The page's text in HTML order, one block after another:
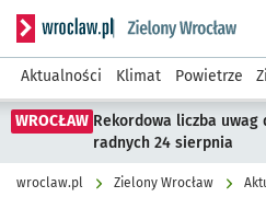
Serwis informacyjny
Aktualności Klimat Powietrze
WROCŁAW Rekordowa liczba uwag
radnych 24 sierpnia
wroclaw.pl Zielony Wrocław